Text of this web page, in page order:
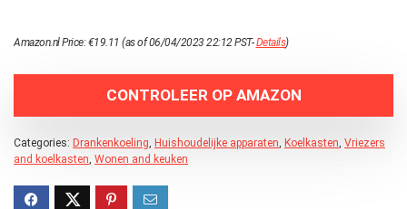
Amazon.nl Price:€19.11 (as of 06/04/2023 22:12 PST-Details)
CONTROLEER OP AMAZON
Categories: Drankenkoeling Huishoudelijke apparaten Koelkasten Vriezers
and koelkasten Wonen and keuken